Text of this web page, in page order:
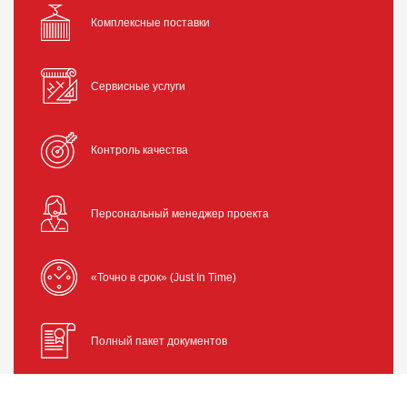
Комплексные поставки
Сервисные услуги
Контроль качества
Персональный менеджер проекта
«Точно в срок» (Just In Time)
Полный пакет документов